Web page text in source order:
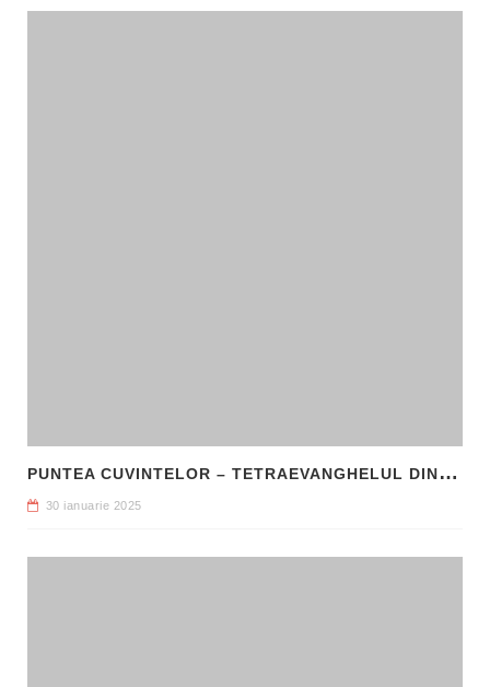
P
UNTEA CUVINTELOR – TETRAEVANGHELUL DIN 1561 ȘI NAȘTEREA LIMBII ROMÂNE LITERARE
30 ianuarie 2025